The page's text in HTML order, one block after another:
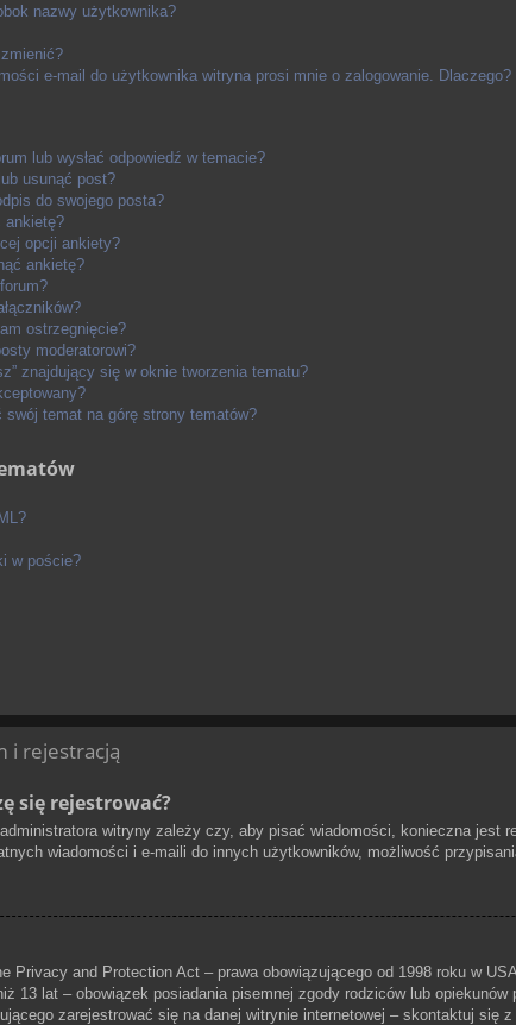
nazwy użytkownika?
e-mail do użytkownika witryna prosi mnie o zalogowanie. Dlaczego?
lub wysłać odpowiedź w temacie?
usunąć post?
do swojego posta?
ankietę?
opcji ankiety?
ankietę?
ostrzegnięcie?
moderatorowi?
znajdujący się w oknie tworzenia tematu?
temat na górę strony tematów?
w poście?
i rejestracją
się rejestrować?
witryny zależy czy, aby pisać wiadomości, konieczna
wiadomości i e-maili do innych użytkowników, możliwość
Privacy and Protection Act – prawa obowiązującego od 1998 roku w
13 lat – obowiązek posiadania pisemnej zgody rodziców lub
zarejestrować się na danej witrynie internetowej – skontaktuj